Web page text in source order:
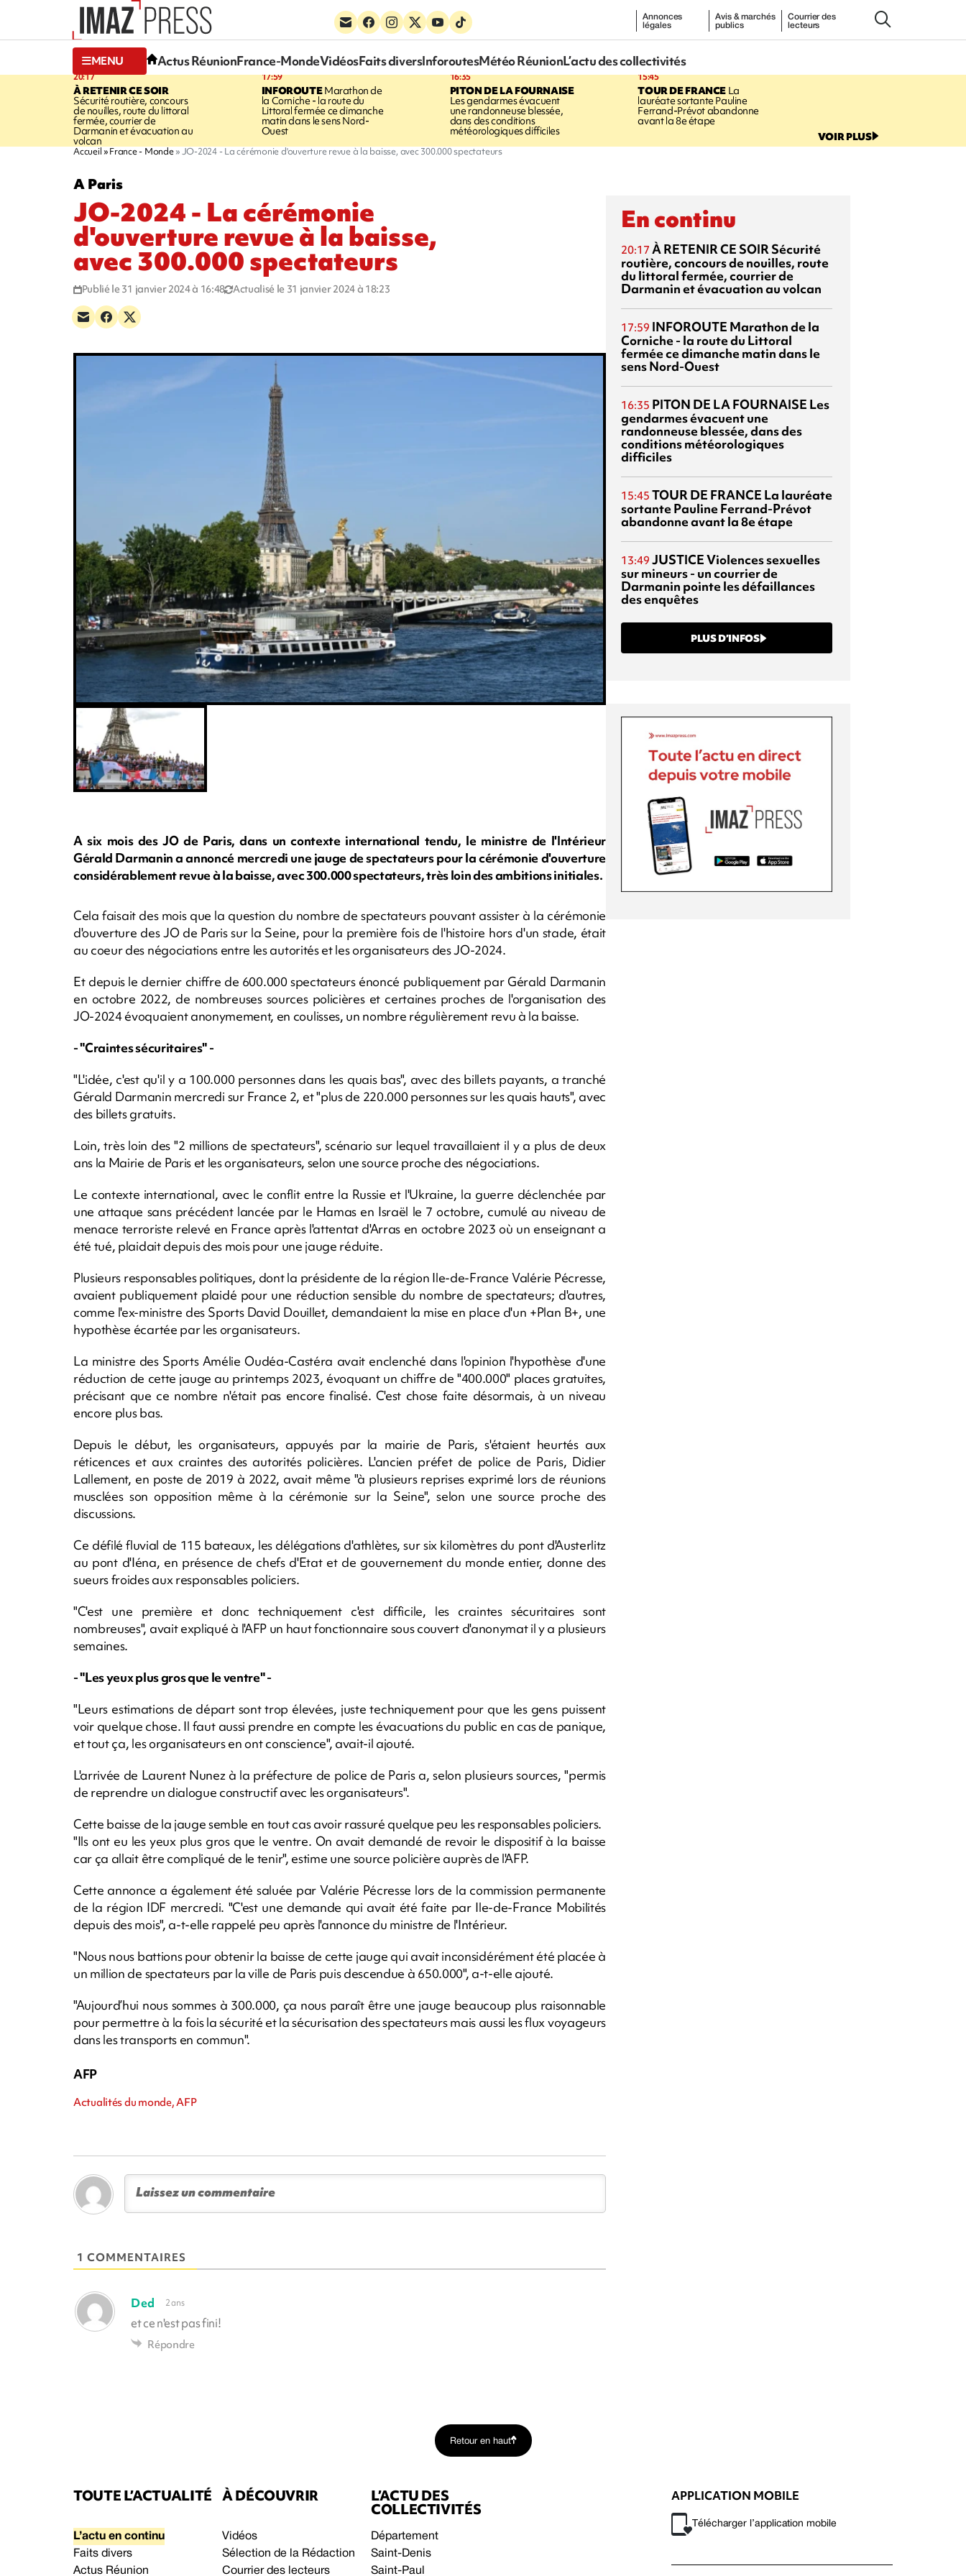
Annonces
légales
Avis & marchés
publics
Courrier des
lecteurs
MENU Actus RéunionFrance-MondeVidéosFaits diversInforoutesMétéo RéunionL’actu des collectivités
20:17
À RETENIR CE SOIR
Sécurité routière, concours
de nouilles, route du littoral
fermée, courrier de
Darmanin et évacuation au
volcan
17:59
INFOROUTEMarathon de
la Corniche - la route du
Littoral fermée ce dimanche
matin dans le sens Nord-
Ouest
16:35
PITON DE LA FOURNAISE
Les gendarmes évacuent
une randonneuse blessée,
dans des conditions
météorologiques difficiles
15:45
TOUR DE FRANCELa
lauréate sortante Pauline
Ferrand-Prévot abandonne
avant la 8e étape
VOIR PLUS
Accueil France - Monde JO-2024 - La cérémonie d'ouverture revue à la baisse, avec 300.000 spectateurs
A Paris
JO-2024 - La cérémonie
d'ouverture revue à la baisse,
avec 300.000 spectateurs
Publié le 31 janvier 2024 à 16:48 Actualisé le 31 janvier 2024 à 18:23
A six mois des JO de Paris, dans un contexte international tendu, le ministre de l'Intérieur
Gérald Darmanin a annoncé mercredi une jauge de spectateurs pour la cérémonie d'ouverture
considérablement revue à la baisse, avec 300.000 spectateurs, très loin des ambitions initiales.
Cela faisait des mois que la question du nombre de spectateurs pouvant assister à la cérémonie
d'ouverture des JO de Paris sur la Seine, pour la première fois de l'histoire hors d'un stade, était
au coeur des négociations entre les autorités et les organisateurs des JO-2024.
Et depuis le dernier chiffre de 600.000 spectateurs énoncé publiquement par Gérald Darmanin
en octobre 2022, de nombreuses sources policières et certaines proches de l'organisation des
JO-2024 évoquaient anonymement, en coulisses, un nombre régulièrement revu à la baisse.
- "Craintes sécuritaires" -
"L'idée, c'est qu'il y a 100.000 personnes dans les quais bas", avec des billets payants, a tranché
Gérald Darmanin mercredi sur France 2, et "plus de 220.000 personnes sur les quais hauts", avec
des billets gratuits.
Loin, très loin des "2 millions de spectateurs", scénario sur lequel travaillaient il y a plus de deux
ans la Mairie de Paris et les organisateurs, selon une source proche des négociations.
Le contexte international, avec le conflit entre la Russie et l'Ukraine, la guerre déclenchée par
une attaque sans précédent lancée par le Hamas en Israël le 7 octobre, cumulé au niveau de
menace terroriste relevé en France après l'attentat d'Arras en octobre 2023 où un enseignant a
été tué, plaidait depuis des mois pour une jauge réduite.
Plusieurs responsables politiques, dont la présidente de la région Ile-de-France Valérie Pécresse,
avaient publiquement plaidé pour une réduction sensible du nombre de spectateurs; d'autres,
comme l'ex-ministre des Sports David Douillet, demandaient la mise en place d'un +Plan B+, une
hypothèse écartée par les organisateurs.
La ministre des Sports Amélie Oudéa-Castéra avait enclenché dans l'opinion l'hypothèse d'une
réduction de cette jauge au printemps 2023, évoquant un chiffre de "400.000" places gratuites,
précisant que ce nombre n'était pas encore finalisé. C'est chose faite désormais, à un niveau
encore plus bas.
Depuis le début, les organisateurs, appuyés par la mairie de Paris, s'étaient heurtés aux
réticences et aux craintes des autorités policières. L'ancien préfet de police de Paris, Didier
Lallement, en poste de 2019 à 2022, avait même "à plusieurs reprises exprimé lors de réunions
musclées son opposition même à la cérémonie sur la Seine", selon une source proche des
discussions.
Ce défilé fluvial de 115 bateaux, les délégations d'athlètes, sur six kilomètres du pont d'Austerlitz
au pont d'Iéna, en présence de chefs d'Etat et de gouvernement du monde entier, donne des
sueurs froides aux responsables policiers.
"C'est une première et donc techniquement c'est difficile, les craintes sécuritaires sont
nombreuses", avait expliqué à l'AFP un haut fonctionnaire sous couvert d'anonymat il y a plusieurs
semaines.
- "Les yeux plus gros que le ventre" -
"Leurs estimations de départ sont trop élevées, juste techniquement pour que les gens puissent
voir quelque chose. Il faut aussi prendre en compte les évacuations du public en cas de panique,
et tout ça, les organisateurs en ont conscience", avait-il ajouté.
L'arrivée de Laurent Nunez à la préfecture de police de Paris a, selon plusieurs sources, "permis
de reprendre un dialogue constructif avec les organisateurs".
Cette baisse de la jauge semble en tout cas avoir rassuré quelque peu les responsables policiers.
"Ils ont eu les yeux plus gros que le ventre. On avait demandé de revoir le dispositif à la baisse
car ça allait être compliqué de le tenir", estime une source policière auprès de l'AFP.
Cette annonce a également été saluée par Valérie Pécresse lors de la commission permanente
de la région IDF mercredi. "C'est une demande qui avait été faite par Ile-de-France Mobilités
depuis des mois", a-t-elle rappelé peu après l'annonce du ministre de l'Intérieur.
"Nous nous battions pour obtenir la baisse de cette jauge qui avait inconsidérément été placée à
un million de spectateurs par la ville de Paris puis descendue à 650.000", a-t-elle ajouté.
"Aujourd’hui nous sommes à 300.000, ça nous paraît être une jauge beaucoup plus raisonnable
pour permettre à la fois la sécurité et la sécurisation des spectateurs mais aussi les flux voyageurs
dans les transports en commun".
AFP
Actualités du monde, AFP
1 COMMENTAIRES
Ded 2 ans
et ce n'est pas fini!
Répondre
En continu
20:17 À RETENIR CE SOIR Sécurité
routière, concours de nouilles, route
du littoral fermée, courrier de
Darmanin et évacuation au volcan
17:59 INFOROUTE Marathon de la
Corniche - la route du Littoral
fermée ce dimanche matin dans le
sens Nord-Ouest
16:35 PITON DE LA FOURNAISE Les
gendarmes évacuent une
randonneuse blessée, dans des
conditions météorologiques
difficiles
15:45 TOUR DE FRANCE La lauréate
sortante Pauline Ferrand-Prévot
abandonne avant la 8e étape
13:49 JUSTICEViolences sexuelles
sur mineurs - un courrier de
Darmanin pointe les défaillances
des enquêtes
PLUS D’INFOS
Retour en haut
TOUTE L’ACTUALITÉ
L’actu en continu
Faits divers
Actus Réunion
À DÉCOUVRIR
Vidéos
Sélection de la Rédaction
Courrier des lecteurs
L’ACTU DES
COLLECTIVITÉS
Département
Saint-Denis
Saint-Paul
APPLICATION MOBILE
Télécharger l’application mobile